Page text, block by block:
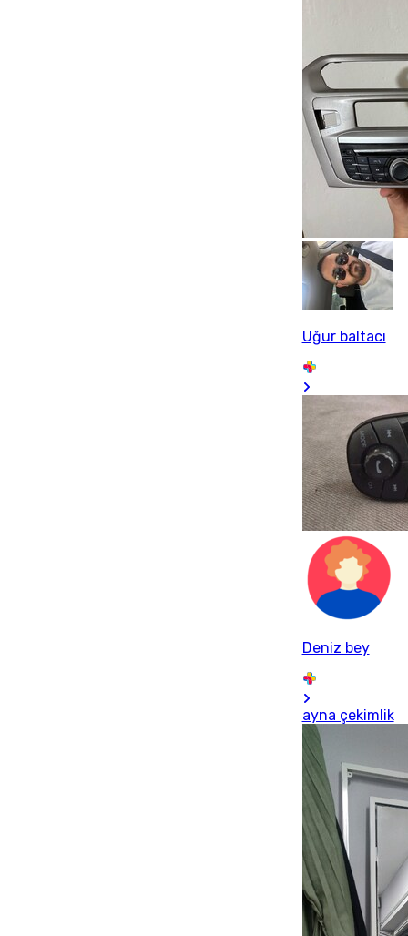
Uğur baltacı
Deniz bey
ayna çekimlik